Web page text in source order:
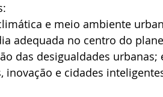
e meio ambiente
adequada no centro do
das desigualdades urbanas;
inovação e cidades